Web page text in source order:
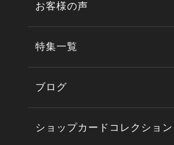
お客様の声
特集一覧
ブログ
ショップカードコレクション